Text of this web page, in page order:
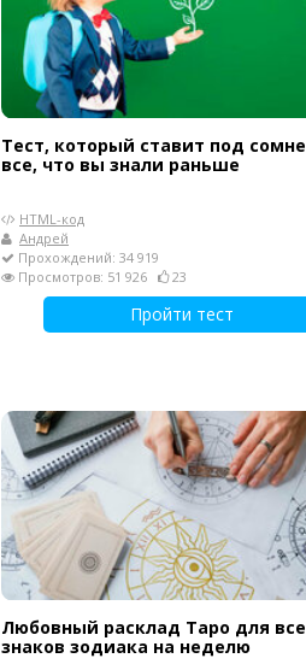
Тест, который ставит под
все, что вы знали раньше
HTML-код
Андрей
Прохождений: 34 919
Просмотров: 51 926
23
Пройти тест
Любовный расклад Таро для
знаков зодиака на неделю